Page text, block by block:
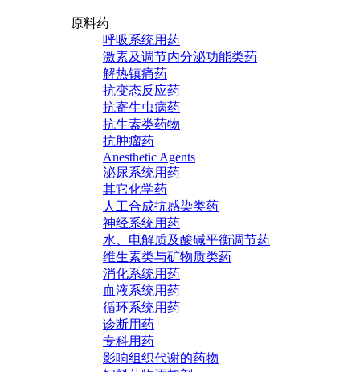
原料药
呼吸系统用药
激素及调节内分泌功能类药
解热镇痛药
抗变态反应药
抗寄生虫病药
抗生素类药物
抗肿瘤药
Anesthetic Agents
泌尿系统用药
其它化学药
人工合成抗感染类药
神经系统用药
水、电解质及酸碱平衡调节药
维生素类与矿物质类药
消化系统用药
血液系统用药
循环系统用药
诊断用药
专科用药
影响组织代谢的药物